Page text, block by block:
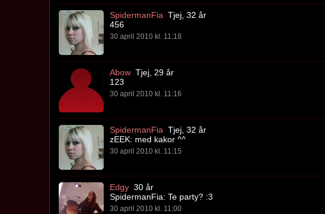
SpidermanFia Tjej, 32 år
456
30 april 2010 kl. 11:18
Abow Tjej, 29 år
123
30 april 2010 kl. 11:16
SpidermanFia Tjej, 32 år
zEEK: med kakor ^^
30 april 2010 kl. 11:15
Edgy 30 år
SpidermanFia: Te party? :3
30 april 2010 kl. 11:00